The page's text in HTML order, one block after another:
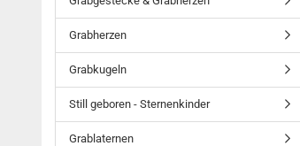
Grabherzen
Grabkugeln
Still geboren - Sternenkinder
Grablaternen